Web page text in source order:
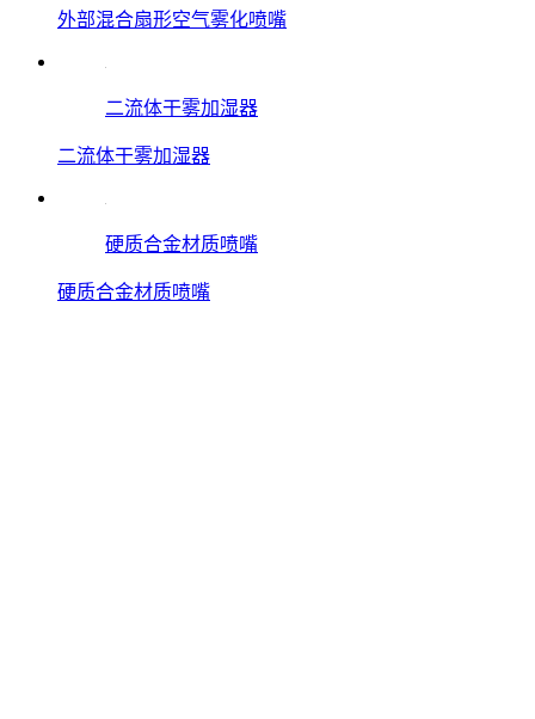
外部混合扇形空气雾化喷嘴
二流体干雾加湿器
二流体干雾加湿器
硬质合金材质喷嘴
硬质合金材质喷嘴